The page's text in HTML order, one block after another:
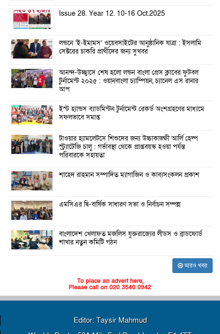
Issue 28. Year 12. 10-16 Oct.2025
লন্ডনে ‘ই-ইমামস’ ওয়েবসাইটের আনুষ্ঠানিক যাত্রা : ইসলামি
সেক্টরের চাকরি প্রার্থীদের জন্য সুখবর
আনন্দ-উচ্ছ্বাসে শেষ হলো লন্ডন বাংলা প্রেস ক্লাবের ফুটবল
টুর্নামেন্ট ২০২৫ : ওয়ানবাংলা চ্যাম্পিয়ন, চ্যানেল এস রানার
আপ
ইস্ট হ্যান্ডস ব্যাডমিন্টন টুর্নামেন্ট রেকর্ড অংশগ্রহণের মাধ্যমে
সফলভাবে সমাপ্ত
টাওয়ার হ্যামলেটসে শিশুদের জন্য উচ্চাকাঙ্ক্ষী আর্লি হেল্প
স্ট্র্যাটেজি চালু : গর্ভাবস্থা থেকে প্রাপ্তবয়স্ক হওয়া পর্যন্ত
পরিবারকে সহায়তা
শাহেদ রাহমান সম্পাদিত ম্যাগাজিন ও কাব্যসংকলন প্রকাশ
এমসিএর দ্বি-বার্ষিক সাধারণ সভা ও নির্বাচন সম্পন্ন
বাংলাদেশ খেলাফত মজলিস যুক্তরাজ্যের লীডস ও ব্রাডফোর্ড
শাখার নতুন কমিটি গঠন
আরও খবর
To place an advert here,
Please call on 020 3540 0942
Editor: Taysir Mahmud